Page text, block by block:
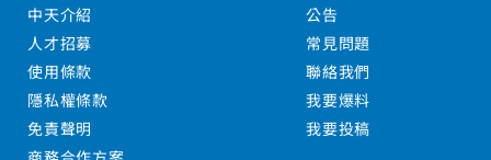
中天介紹
人才招募
使用條款
隱私權條款
免責聲明
公告
常見問題
聯絡我們
我要爆料
我要投稿